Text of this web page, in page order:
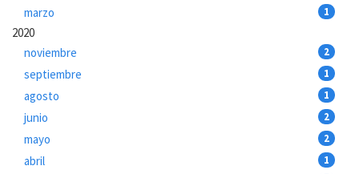
marzo 1
2020
noviembre
2
septiembre 1
agosto 1
junio 2
mayo 2
abril 1